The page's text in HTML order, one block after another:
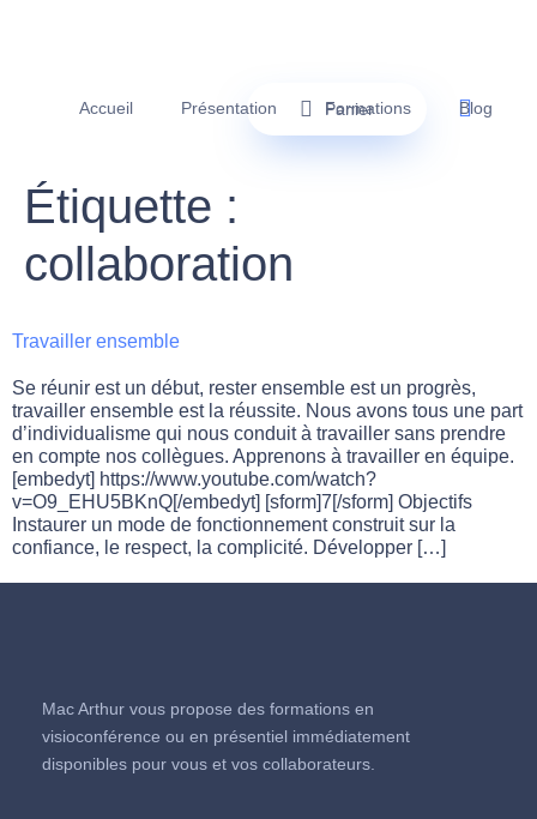
Accueil Présentation Formations Blog
Panier
Étiquette :
collaboration
Travailler ensemble
Se réunir est un début, rester ensemble est un progrès,
travailler ensemble est la réussite. Nous avons tous une part
d’individualisme qui nous conduit à travailler sans prendre
en compte nos collègues. Apprenons à travailler en équipe.
[embedyt] https://www.youtube.com/watch?
v=O9_EHU5BKnQ[/embedyt] [sform]7[/sform] Objectifs
Instaurer un mode de fonctionnement construit sur la
confiance, le respect, la complicité. Développer […]
Mac Arthur vous propose des formations en
visioconférence ou en présentiel immédiatement
disponibles pour vous et vos collaborateurs.